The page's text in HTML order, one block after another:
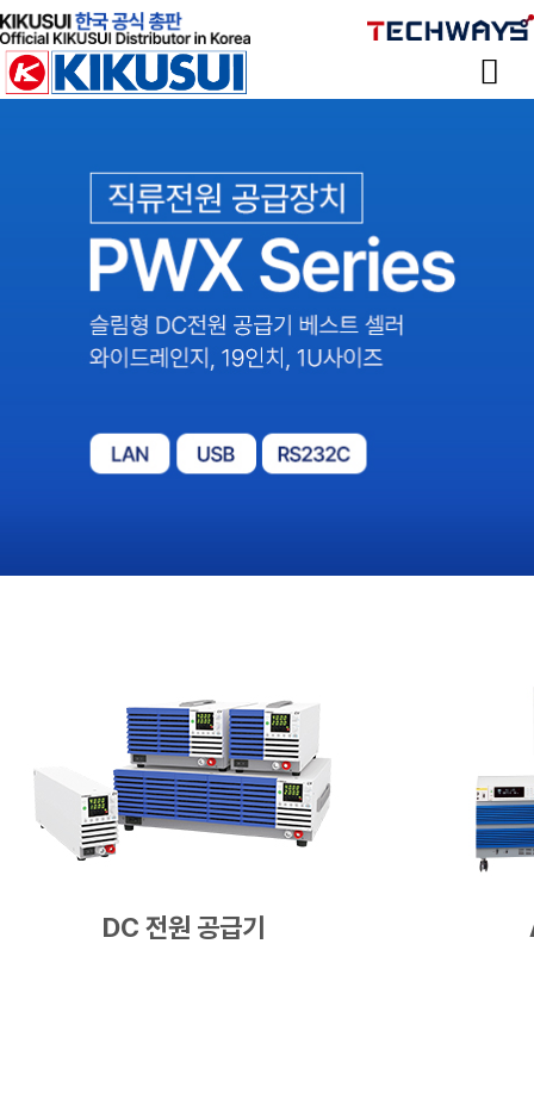
DC 전원 공급기